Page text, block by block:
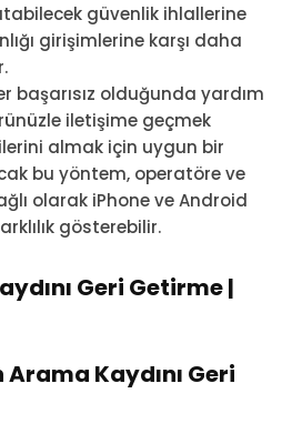
güvenlik ihlallerine
girişimlerine karşı daha
başarısız olduğunda yardım
iletişime geçmek
almak için uygun bir
bu yöntem, operatöre ve
olarak iPhone ve Android
gösterebilir.
Geri Getirme |
Kaydını Geri